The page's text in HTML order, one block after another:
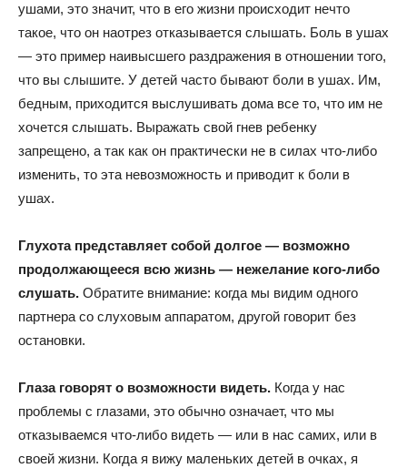
ушами, это значит, что в его жизни происходит нечто
такое, что он наотрез отказывается слышать. Боль в ушах
— это пример наивысшего раздражения в отношении того,
что вы слышите. У детей часто бывают боли в ушах. Им,
бедным, приходится выслушивать дома все то, что им не
хочется слышать. Выражать свой гнев ребенку
запрещено, а так как он практически не в силах что-либо
изменить, то эта невозможность и приводит к боли в
ушах.
Глухота представляет собой долгое — возможно
продолжающееся всю жизнь — нежелание кого-либо
слушать. Обратите внимание: когда мы видим одного
партнера со слуховым аппаратом, другой говорит без
остановки.
Глаза говорят о возможности видеть. Когда у нас
проблемы с глазами, это обычно означает, что мы
отказываемся что-либо видеть — или в нас самих, или в
своей жизни. Когда я вижу маленьких детей в очках, я